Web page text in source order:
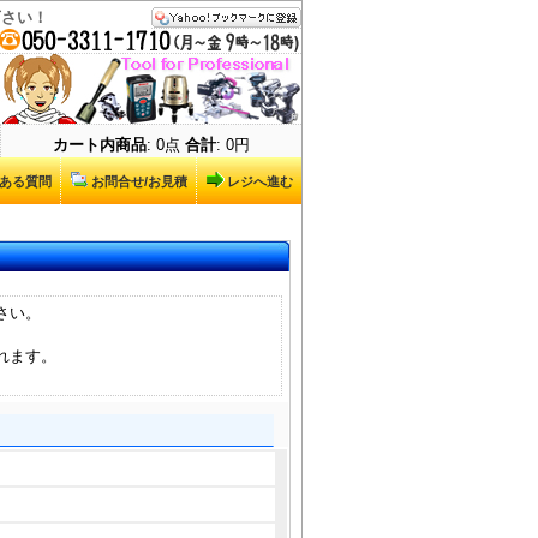
い！
カート内商品: 0点 合計: 0円
レジへ進む
お問合せ/お見積
る質問
。
す。